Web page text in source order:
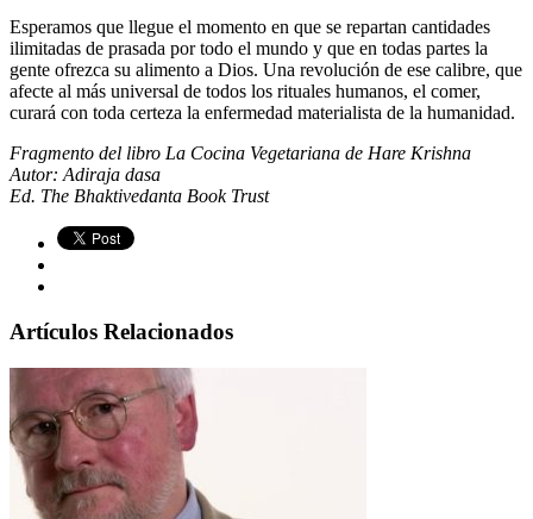
Esperamos que llegue el momento en que se repartan cantidades
ilimitadas de prasada por todo el mundo y que en todas partes la
gente ofrezca su alimento a Dios. Una revolución de ese calibre, que
afecte al más universal de todos los rituales humanos, el comer,
curará con toda certeza la enfermedad materialista de la humanidad.
Fragmento del libro La Cocina Vegetariana de Hare Krishna
Autor: Adiraja dasa
Ed. The Bhaktivedanta Book Trust
Artículos Relacionados